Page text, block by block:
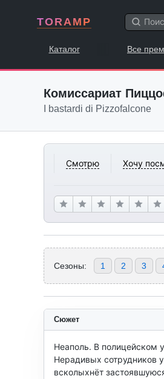
TORAMP
Каталог Все
Комиссариат
I bastardi di Pizzofalcone
Смотрю Хочу
Сезоны: 1 2 3
Сюжет
Неаполь. В полицейском
Нерадивых сотрудников
всколыхнёт